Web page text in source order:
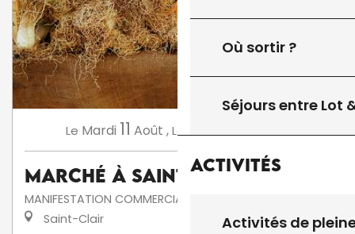
Où sortir ?
Séjours entre Lot
Activités
Activités de
Le Mardi 11 Août ,LeMardi18Août,...
Marché à Saint-Clair
MANIFESTATION COMMERCIALE
Saint-Clair